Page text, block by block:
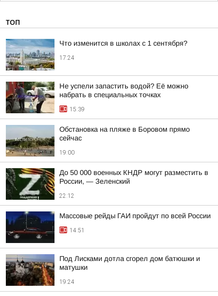
ТОП
Что изменится в школах с 1 сентября?
17:24
Не успели запастить водой? Её можно
набрать в специальных точках
15:39
Обстановка на пляже в Боровом прямо
сейчас
19:00
До 50 000 военных КНДР могут разместить в
России, — Зеленский
22:12
Массовые рейды ГАИ пройдут по всей России
14:51
Под Лисками дотла сгорел дом батюшки и
матушки
19:24